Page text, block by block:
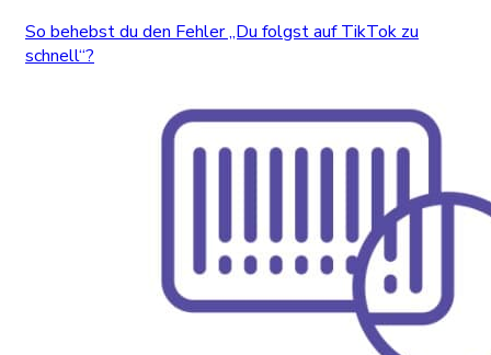
So behebst du den Fehler „Du folgst auf TikTok zu
schnell“?